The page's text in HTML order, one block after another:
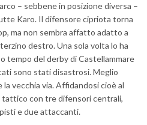
– sebbene in posizione diversa –
Karo. Il difensore cipriota torna
ma non sembra affatto adatto a
destro. Una sola volta lo ha
tempo del derby di Castellammare
sono stati disastrosi. Meglio
vecchia via. Affidandosi cioè al
con tre difensori centrali,
e due attaccanti.